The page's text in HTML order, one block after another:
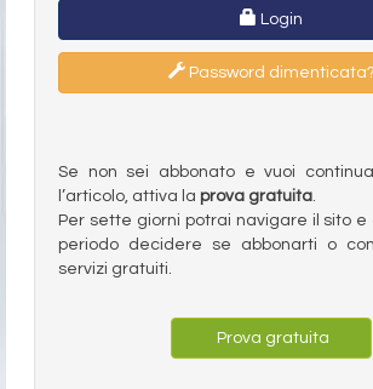
Login
Password dimenticata?
Se non sei abbonato e vuoi
l’articolo, attiva la prova gratuita.
Per sette giorni potrai navigare il sito e
periodo decidere se abbonarti o
servizi gratuiti.
Prova gratuita